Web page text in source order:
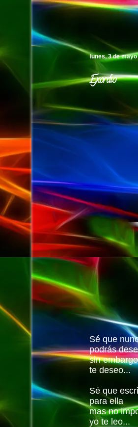
lunes, 3 de
Exordio
Sé que
podrás
sin embargo
te deseo...
Sé que
para ella
mas no
yo te leo...